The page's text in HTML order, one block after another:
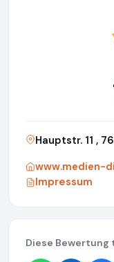
Hauptstr. 11 ,
www.medien-
Impressum
Diese Bewertung